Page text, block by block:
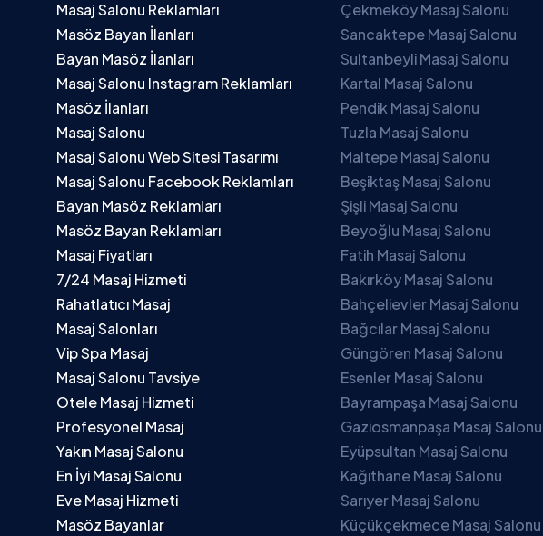
Masaj Salonu Reklamları
Masöz Bayan İlanları
Bayan Masöz İlanları
Masaj Salonu Instagram Reklamları
Masöz İlanları
Masaj Salonu
Masaj Salonu Web Sitesi Tasarımı
Masaj Salonu Facebook Reklamları
Bayan Masöz Reklamları
Masöz Bayan Reklamları
Masaj Fiyatları
7/24 Masaj Hizmeti
Rahatlatıcı Masaj
Masaj Salonları
Vip Spa Masaj
Masaj Salonu Tavsiye
Otele Masaj Hizmeti
Profesyonel Masaj
Yakın Masaj Salonu
En İyi Masaj Salonu
Eve Masaj Hizmeti
Masöz Bayanlar
Çekmeköy Masaj Salonu
Sancaktepe Masaj Salonu
Sultanbeyli Masaj Salonu
Kartal Masaj Salonu
Pendik Masaj Salonu
Tuzla Masaj Salonu
Maltepe Masaj Salonu
Beşiktaş Masaj Salonu
Şişli Masaj Salonu
Beyoğlu Masaj Salonu
Fatih Masaj Salonu
Bakırköy Masaj Salonu
Bahçelievler Masaj Salonu
Bağcılar Masaj Salonu
Güngören Masaj Salonu
Esenler Masaj Salonu
Bayrampaşa Masaj Salonu
Gaziosmanpaşa Masaj Salonu
Eyüpsultan Masaj Salonu
Kağıthane Masaj Salonu
Sarıyer Masaj Salonu
Küçükçekmece Masaj Salonu